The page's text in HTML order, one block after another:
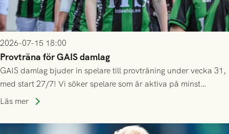
2026-07-15 18:00
Provträna för GAIS damlag
GAIS damlag bjuder in spelare till provträning under vecka 31,
med start 27/7! Vi söker spelare som är aktiva på minst
division 3-nivå.
Läs mer